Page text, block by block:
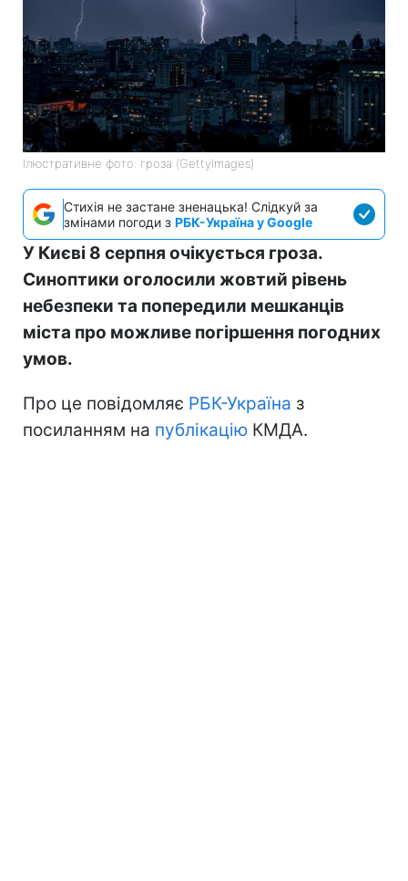
Ілюстративне фото: гроза (GettyImages)
Стихія не застане зненацька! Слідкуй за
змінами погоди з РБК-Україна у Google
У Києві 8 серпня очікується гроза.
Синоптики оголосили жовтий рівень
небезпеки та попередили мешканців
міста про можливе погіршення погодних
умов.
Про це повідомляє РБК-Україна з
посиланням на публікацію КМДА.